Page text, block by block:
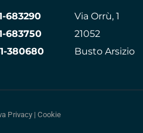
683290
683750
380680
Via Orrù, 1
21052
Busto Arsizio
Privacy |Cookie